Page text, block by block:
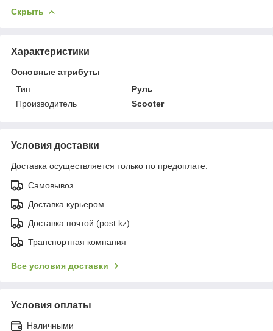
Скрыть
Характеристики
Основные атрибуты
Тип
Руль
Производитель
Scooter
Условия доставки
Доставка осуществляется только по предоплате.
Самовывоз
Доставка курьером
Доставка почтой (post.kz)
Транспортная компания
Все условия доставки
Условия оплаты
Наличными